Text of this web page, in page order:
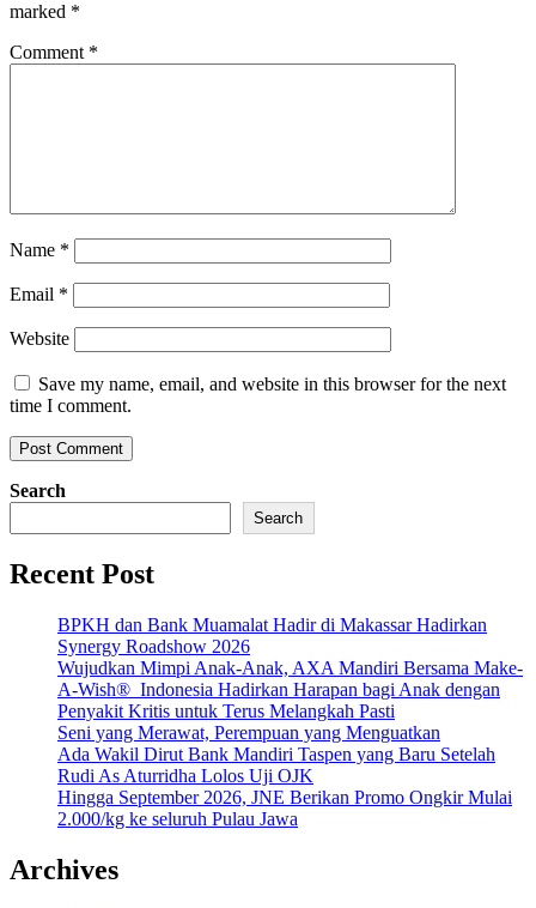
marked *
Comment *
Name *
Email *
Website
Save my name, email, and website in this browser for the next
time I comment.
Search
Search
Recent Post
BPKH dan Bank Muamalat Hadir di Makassar Hadirkan
Synergy Roadshow 2026
Wujudkan Mimpi Anak-Anak, AXA Mandiri Bersama Make-
A-Wish® Indonesia Hadirkan Harapan bagi Anak dengan
Penyakit Kritis untuk Terus Melangkah Pasti
Seni yang Merawat, Perempuan yang Menguatkan
Ada Wakil Dirut Bank Mandiri Taspen yang Baru Setelah
Rudi As Aturridha Lolos Uji OJK
Hingga September 2026, JNE Berikan Promo Ongkir Mulai
2.000/kg ke seluruh Pulau Jawa
Archives